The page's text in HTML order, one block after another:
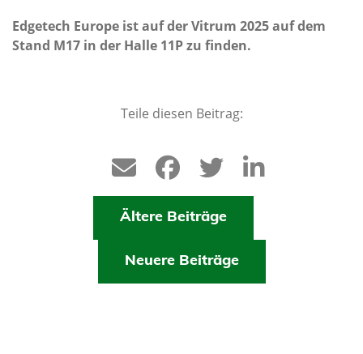
Edgetech Europe ist auf der Vitrum 2025 auf dem
Stand M17 in der Halle 11P zu finden.
Teile diesen Beitrag:
Ältere Beiträge
Neuere Beiträge